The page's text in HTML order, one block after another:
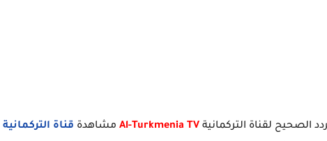
الصحيح لقناة التركمانية Al-Turkmenia TV مشاهدة قناة التركمانية